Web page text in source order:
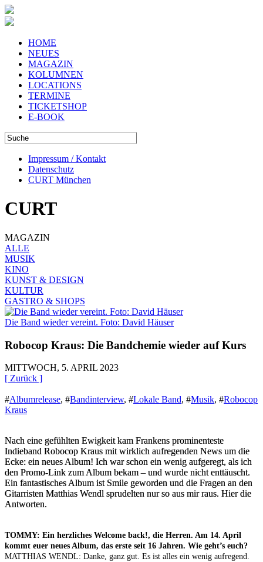
HOME
NEUES
MAGAZIN
KOLUMNEN
LOCATIONS
TERMINE
TICKETSHOP
E-BOOK
Impressum / Kontakt
Datenschutz
CURT München
CURT
MAGAZIN
ALLE
MUSIK
KINO
KUNST & DESIGN
KULTUR
GASTRO & SHOPS
Die Band wieder vereint. Foto: David Häuser
Robocop Kraus: Die Bandchemie wieder auf Kurs
MITTWOCH, 5. APRIL 2023
[ Zurück ]
#Albumrelease, #Bandinterview, #Lokale Band, #Musik, #Robocop
Kraus
Nach eine gefühlten Ewigkeit kam Frankens prominenteste
Indieband Robocop Kraus mit wirklich aufregenden News um die
Ecke: ein neues Album! Ich war schon ein wenig aufgeregt, als ich
den Promo-Link zum Album bekam – und wurde nicht enttäuscht.
Ein fantastisches Album ist Smile geworden und die Fragen an den
Gitarristen Matthias Wendl sprudelten nur so aus mir raus. Hier die
Antworten.
TOMMY: Ein herzliches Welcome back!, die Herren. Am 14. April
kommt euer neues Album, das erste seit 16 Jahren. Wie geht’s euch?
MATTHIAS WENDL: Danke, ganz gut. Es ist alles ein wenig aufregend.